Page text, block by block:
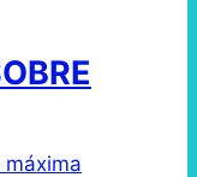
máxima